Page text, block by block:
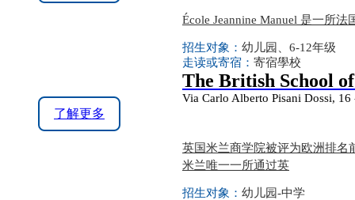
École Jeannine Manuel 是一所
招生对象： 幼儿园、6-12年级
走读或寄宿： 寄宿學校
了解更多
The British School
Via Carlo Alberto Pisani Dossi,
英国米兰商学院被评为欧洲排名
米兰唯一一所通过英
招生对象： 幼儿园-中学